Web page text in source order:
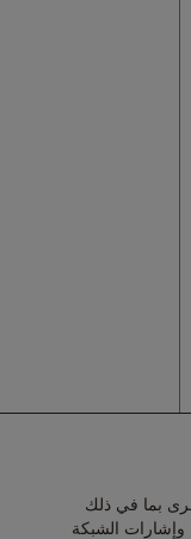
بما في ذلك
وإشارات الشبكة